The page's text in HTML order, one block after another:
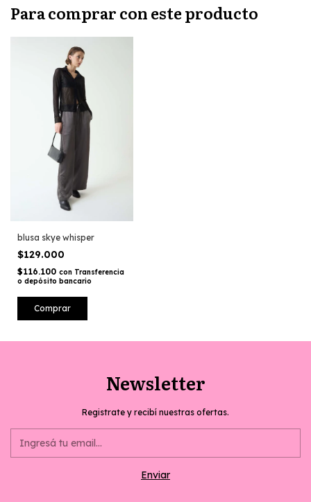
Para comprar con este producto
blusa skye whisper
$129.000
$116.100 con Transferencia
o depósito bancario
Comprar
Newsletter
Registrate y recibí nuestras ofertas.